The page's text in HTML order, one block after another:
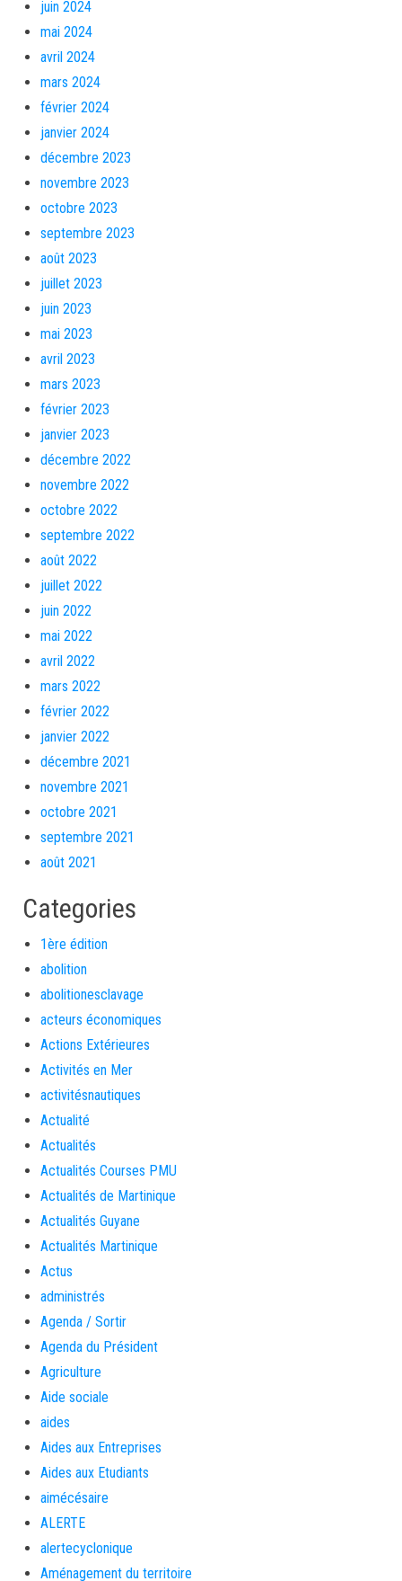
juin 2024
mai 2024
avril 2024
mars 2024
février 2024
janvier 2024
décembre 2023
novembre 2023
octobre 2023
septembre 2023
août 2023
juillet 2023
juin 2023
mai 2023
avril 2023
mars 2023
février 2023
janvier 2023
décembre 2022
novembre 2022
octobre 2022
septembre 2022
août 2022
juillet 2022
juin 2022
mai 2022
avril 2022
mars 2022
février 2022
janvier 2022
décembre 2021
novembre 2021
octobre 2021
septembre 2021
août 2021
Categories
1ère édition
abolition
abolitionesclavage
acteurs économiques
Actions Extérieures
Activités en Mer
activitésnautiques
Actualité
Actualités
Actualités Courses PMU
Actualités de Martinique
Actualités Guyane
Actualités Martinique
Actus
administrés
Agenda / Sortir
Agenda du Président
Agriculture
Aide sociale
aides
Aides aux Entreprises
Aides aux Etudiants
aimécésaire
ALERTE
alertecyclonique
Aménagement du territoire